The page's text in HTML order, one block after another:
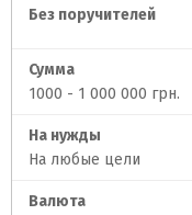
Без поручителей
Сумма
1000 - 1 000 000 грн.
На нужды
На любые цели
Валюта